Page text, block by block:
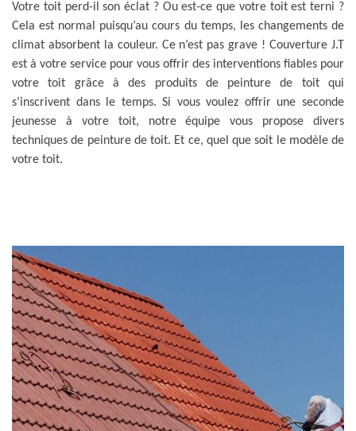
Votre toit perd-il son éclat ? Ou est-ce que votre toit est terni ?
Cela est normal puisqu’au cours du temps, les changements de
climat absorbent la couleur. Ce n’est pas grave ! Couverture J.T
est à votre service pour vous offrir des interventions fiables pour
votre toit grâce à des produits de peinture de toit qui
s’inscrivent dans le temps. Si vous voulez offrir une seconde
jeunesse à votre toit, notre équipe vous propose divers
techniques de peinture de toit. Et ce, quel que soit le modèle de
votre toit.